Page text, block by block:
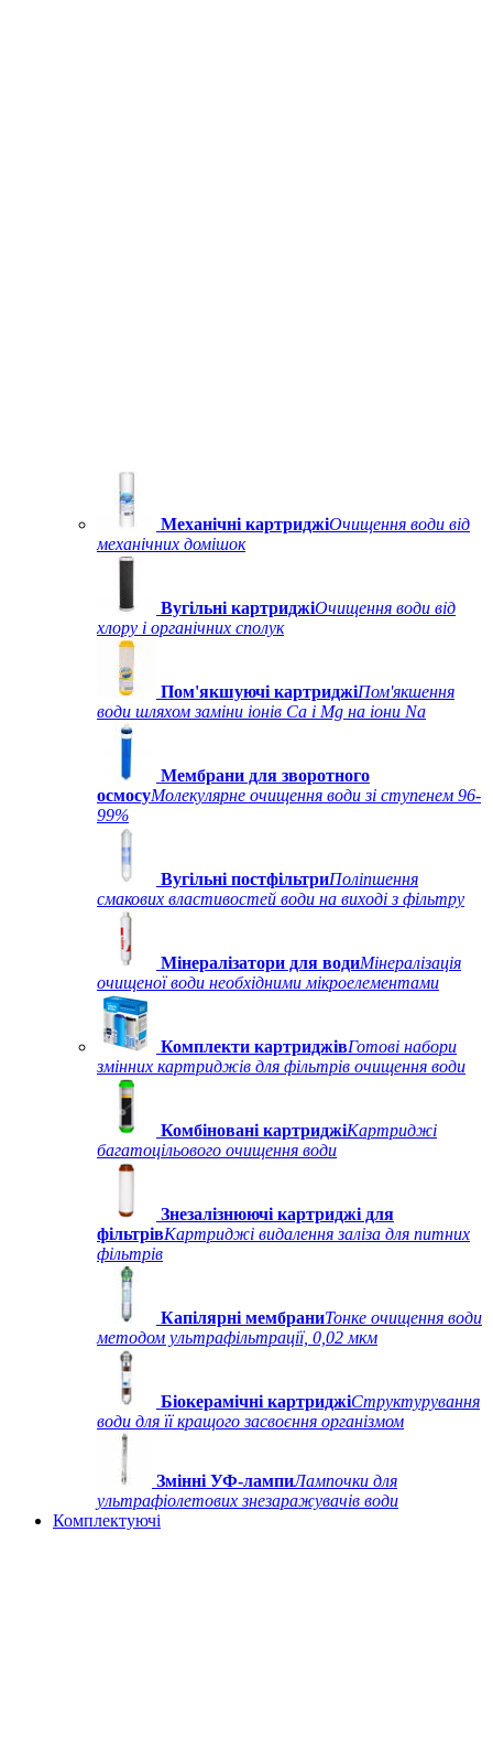
Механічні картриджіОчищення води від
механічних домішок
Вугільні картриджіОчищення води від
хлору і органічних сполук
Пом'якшуючі картриджіПом'якшення
води шляхом заміни іонів Ca і Mg на іони Na
Мембрани для зворотного
осмосуМолекулярне очищення води зі ступенем 96-
99%
Вугільні постфільтриПоліпшення
смакових властивостей води на виході з фільтру
Мінералізатори для водиМінералізація
очищеної води необхідними мікроелементами
Комплекти картриджівГотові набори
змінних картриджів для фільтрів очищення води
Комбіновані картриджіКартриджі
багатоцільового очищення води
Знезалізнюючі картриджі для
фільтрівКартриджі видалення заліза для питних
фільтрів
Капілярні мембраниТонке очищення води
методом ультрафільтрації, 0,02 мкм
Біокерамічні картриджіСтруктурування
води для її кращого засвоєння організмом
Змінні УФ-лампиЛампочки для
ультрафіолетових знезаражувачів води
Комплектуючі